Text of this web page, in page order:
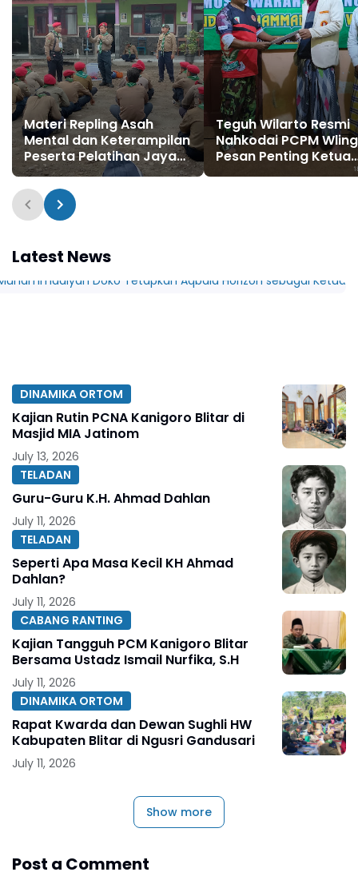
Materi Repling Asah
Mental dan Keterampilan
Peserta Pelatihan Jaya
Melati 2 HW Jawa Timur
Teguh Wilarto Resmi
Nahkodai PCPM
Pesan Penting Ketua
PDPM
Latest News
DINAMIKA ORTOM
Kajian Rutin PCNA Kanigoro Blitar di
Masjid MIA Jatinom
July 13, 2026
TELADAN
Guru-Guru K.H. Ahmad Dahlan
July 11, 2026
TELADAN
Seperti Apa Masa Kecil KH Ahmad
Dahlan?
July 11, 2026
CABANG RANTING
Kajian Tangguh PCM Kanigoro Blitar
Bersama Ustadz Ismail Nurfika, S.H
July 11, 2026
DINAMIKA ORTOM
Rapat Kwarda dan Dewan Sughli HW
Kabupaten Blitar di Ngusri Gandusari
July 11, 2026
Show more
Post a Comment